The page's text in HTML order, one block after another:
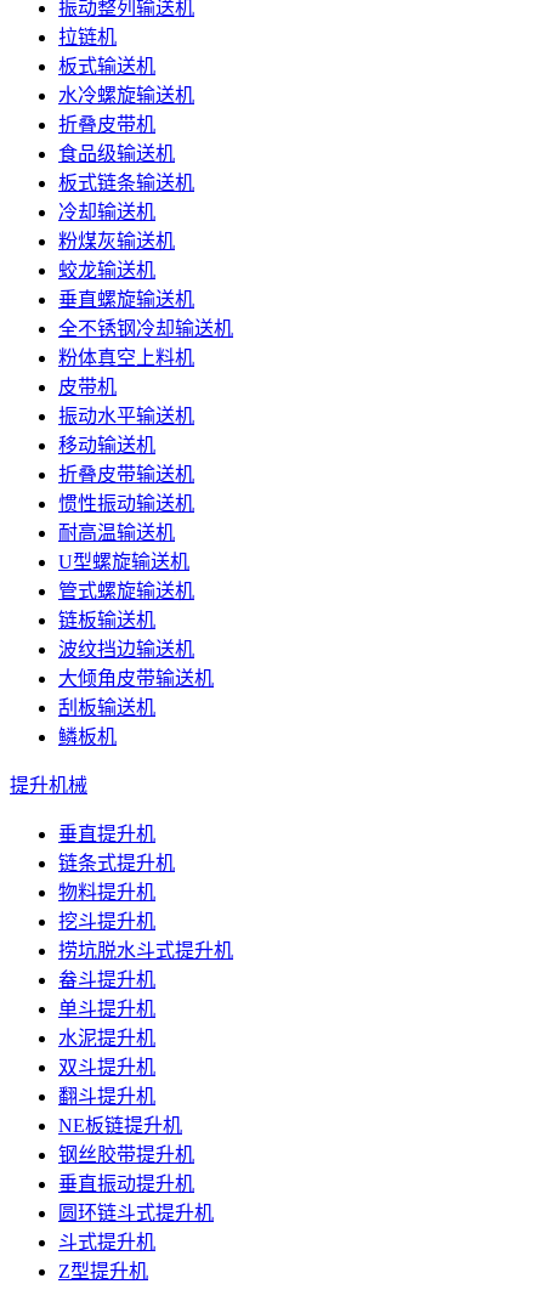
振动整列输送机
拉链机
板式输送机
水冷螺旋输送机
折叠皮带机
食品级输送机
板式链条输送机
冷却输送机
粉煤灰输送机
蛟龙输送机
垂直螺旋输送机
全不锈钢冷却输送机
粉体真空上料机
皮带机
振动水平输送机
移动输送机
折叠皮带输送机
惯性振动输送机
耐高温输送机
U型螺旋输送机
管式螺旋输送机
链板输送机
波纹挡边输送机
大倾角皮带输送机
刮板输送机
鳞板机
提升机械
垂直提升机
链条式提升机
物料提升机
挖斗提升机
捞坑脱水斗式提升机
畚斗提升机
单斗提升机
水泥提升机
双斗提升机
翻斗提升机
NE板链提升机
钢丝胶带提升机
垂直振动提升机
圆环链斗式提升机
斗式提升机
Z型提升机